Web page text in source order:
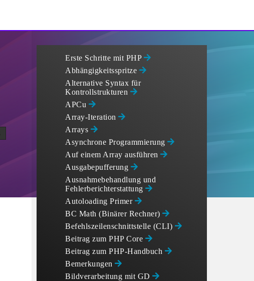
Erste Schritte mit PHP
Abhängigkeitsspritze
Alternative Syntax für
Kontrollstrukturen
APCu
Array-Iteration
Arrays
Asynchrone Programmierung
Auf einem Array ausführen
Ausgabepufferung
Ausnahmebehandlung und
Fehlerberichterstattung
Autoloading Primer
BC Math (Binärer Rechner)
Befehlszeilenschnittstelle (CLI)
Beitrag zum PHP Core
Beitrag zum PHP-Handbuch
Bemerkungen
Bildverarbeitung mit GD